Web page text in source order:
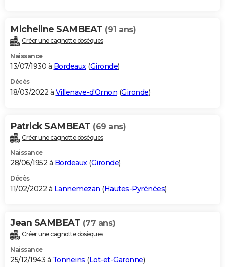
Micheline SAMBEAT (91 ans)
Créer une cagnotte obsèques
Naissance
13/07/1930 à Bordeaux (Gironde)
Décès
18/03/2022 à Villenave-d'Ornon (Gironde)
Patrick SAMBEAT (69 ans)
Créer une cagnotte obsèques
Naissance
28/06/1952 à Bordeaux(Gironde)
Décès
11/02/2022 à Lannemezan (Hautes-Pyrénées)
Jean SAMBEAT (77 ans)
Créer une cagnotte obsèques
Naissance
25/12/1943 à Tonneins (Lot-et-Garonne)